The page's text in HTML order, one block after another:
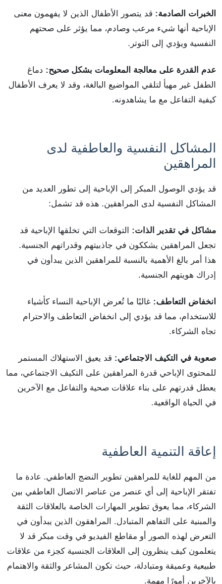
الخبرات الصادمة: قد يتصور الأطفال الذين لا يفهمون معنى
الإباحية أنها شيء مرعب وصادم، مما يؤثر على صحتهم
النفسية ويؤدي إلى التوتر.
عدم القدرة على معالجة المعلومات بشكل صحيح: دماغ
الطفل غير مهيأ لتلقي المواضيع البالغة، وقد لا يعرف الأطفال
كيفية التفاعل مع ما يشاهدونه.
المشاكل النفسية والعاطفية لدى
المراهقين
قد يؤدي الوصول المبكر إلى الإباحية إلى تطور العديد من
المشاكل النفسية لدى المراهقين. هذه قد تشمل:
مشاكل في تقدير الذات: التوقعات التي تخلقها الإباحية قد
تجعل المراهقين يشككون في جاذبيتهم وقدراتهم الجنسية.
هذا أمر بالغ الأهمية بالنسبة للمراهقين الذين يبدأون في
إدراك هويتهم الجنسية.
انخفاض التعاطف: غالبًا ما تُعرض الإباحية النساء كأشياء
للاستخدام، مما قد يؤدي إلى انخفاض التعاطف والاحترام
تجاه الشركاء.
صعوبة في التكيف الاجتماعي: قد يعيق الاستهلاك المستمر
للمحتوى الإباحي قدرة المراهقين على التكيف الاجتماعي، مما
يعطل قدرتهم على بناء علاقات صحية والتفاعل مع الآخرين
في الحياة الواقعية.
إعاقة التنمية العاطفية
من المهم للغاية للمراهقين تطوير النضج العاطفي. عادة ما
تفتقر الإباحية إلى أي عنصر من عناصر الاتصال العاطفي بين
الشركاء، مما يعوق تطوير المهارات الخاصة بالعلاقات الثقة
والمبنية على التفاهم المتبادل. المراهقون الذين يبدأون في
التعرض لهذه الصور أو مقاطع الفيديو في وقت مبكر قد لا
يتعلمون كيف ينظرون إلى العلاقات الجنسية كجزء من علاقات
طبيعية وعميقة ومتبادلة، حيث تكون المشاعر والثقة والاهتمام
بالآخرين أمورًا مهمة.